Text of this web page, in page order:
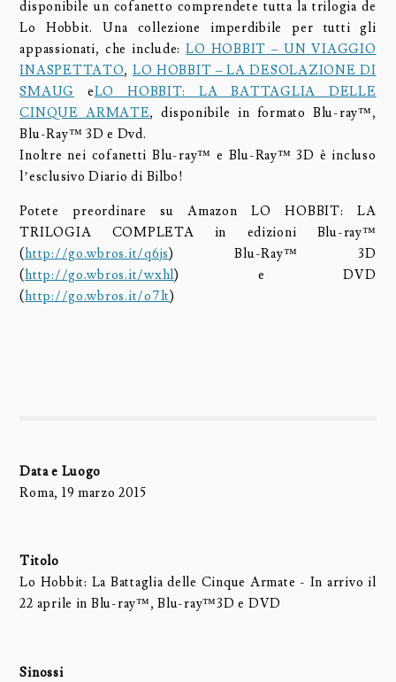
disponibile un cofanetto comprendete tutta la trilogia de
Lo Hobbit. Una collezione imperdibile per tutti gli
appassionati, che include:LO HOBBIT – UN VIAGGIO
INASPETTATO, LO HOBBIT – LA DESOLAZIONE DI
SMAUG
eLO HOBBIT: LA BATTAGLIA DELLE
CINQUE ARMATE, disponibile in formato Blu-ray™,
Blu-Ray™ 3D e Dvd.
Inoltre nei cofanetti Blu-ray™ e Blu-Ray™ 3D è incluso
l’esclusivo Diario di Bilbo!
Potete preordinare su Amazon LO HOBBIT: LA
TRILOGIA COMPLETA in edizioni Blu-ray™
(http://go.wbros.it/q6js) Blu-Ray™ 3D
(http://go.wbros.it/wxhl) e DVD
(http://go.wbros.it/o7lt)
Data e Luogo
Roma, 19 marzo 2015
Titolo
Lo Hobbit: La Battaglia delle Cinque Armate - In arrivo il
22 aprile in Blu-ray™, Blu-ray™3D e DVD
Sinossi